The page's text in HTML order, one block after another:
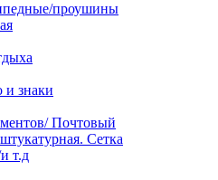
проушины
и знаки
Почтовый
Сетка
т.д